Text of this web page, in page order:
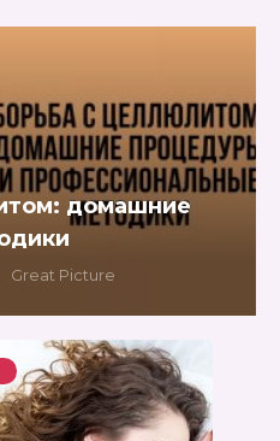
домашние
Great Picture